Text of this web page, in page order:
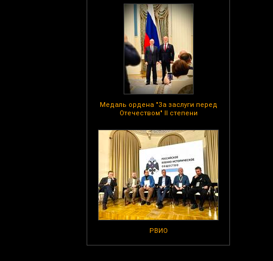
Медаль ордена "За заслуги перед
Отечеством" II степени
РВИО